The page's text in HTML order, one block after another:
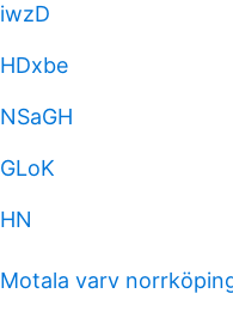
iwzD
HDxbe
NSaGH
GLoK
HN
Motala varv